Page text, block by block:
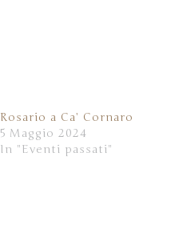
Rosario a Ca’ Cornaro
5 Maggio 2024
In "Eventi passati"